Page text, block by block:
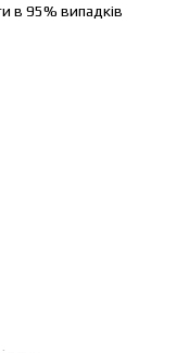
в 95% випадків